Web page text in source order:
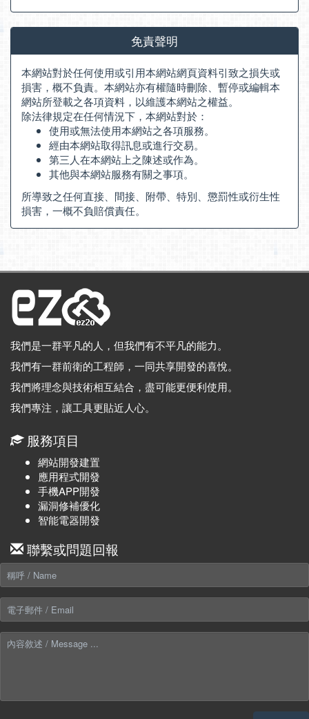
免責聲明
本網站對於任何使用或引用本網站網頁資料引致之損失或
損害，概不負責。本網站亦有權隨時刪除、暫停或編輯本
網站所登載之各項資料，以維護本網站之權益。
除法律規定在任何情況下，本網站對於：
使用或無法使用本網站之各項服務。
經由本網站取得訊息或進行交易。
第三人在本網站上之陳述或作為。
其他與本網站服務有關之事項。
所導致之任何直接、間接、附帶、特別、懲罰性或衍生性
損害，一概不負賠償責任。
我們是一群平凡的人，但我們有不平凡的能力。
我們有一群前衛的工程師，一同共享開發的喜悅。
我們將理念與技術相互結合，盡可能更便利使用。
我們專注，讓工具更貼近人心。
服務項目
網站開發建置
應用程式開發
手機APP開發
漏洞修補優化
智能電器開發
聯繫或問題回報